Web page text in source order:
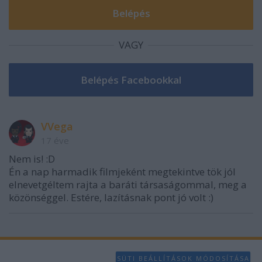
VAGY
VVega
Nem is! :D
Én a nap harmadik filmjeként megtekintve tök jól
elnevetgéltem rajta a baráti társaságommal, meg a
közönséggel. Estére, lazításnak pont jó volt :)
SÜTI BEÁLLÍTÁSOK MÓDOSÍTÁSA